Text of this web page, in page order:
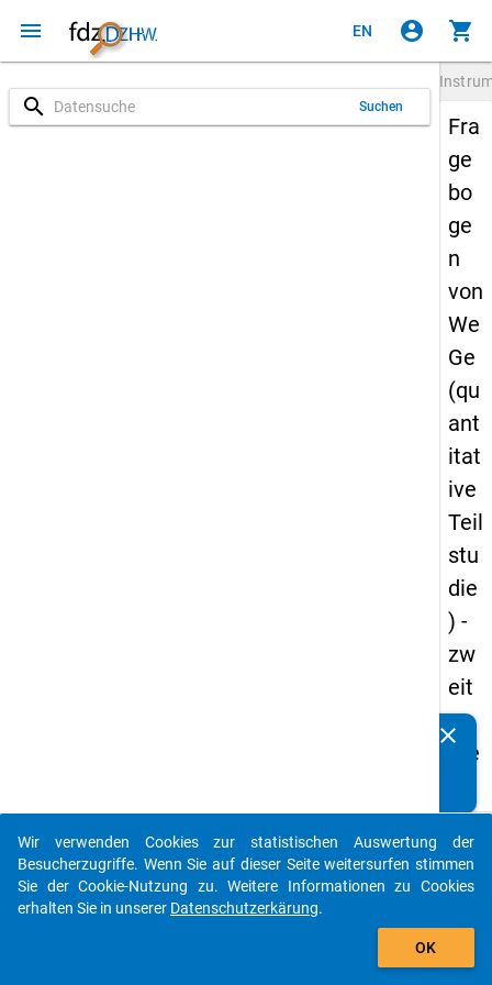
menu EN account_circle shopping_cart
search Suchen
Fra
ge
bo
ge
n
von
We
Ge
(qu
ant
itat
ive
Teil
stu
die
) -
zw
eit
e
We
Details
Titel:
2019
clear
auto_stories
add_shopping_cart
Wir verwenden Cookies zur statistischen Auswertung der
Besucherzugriffe. Wenn Sie auf dieser Seite weitersurfen stimmen
Sie der Cookie-Nutzung zu. Weitere Informationen zu Cookies
erhalten Sie in unserer Datenschutzerkärung.
OK